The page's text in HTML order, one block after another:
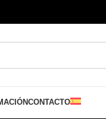
CONTACTO